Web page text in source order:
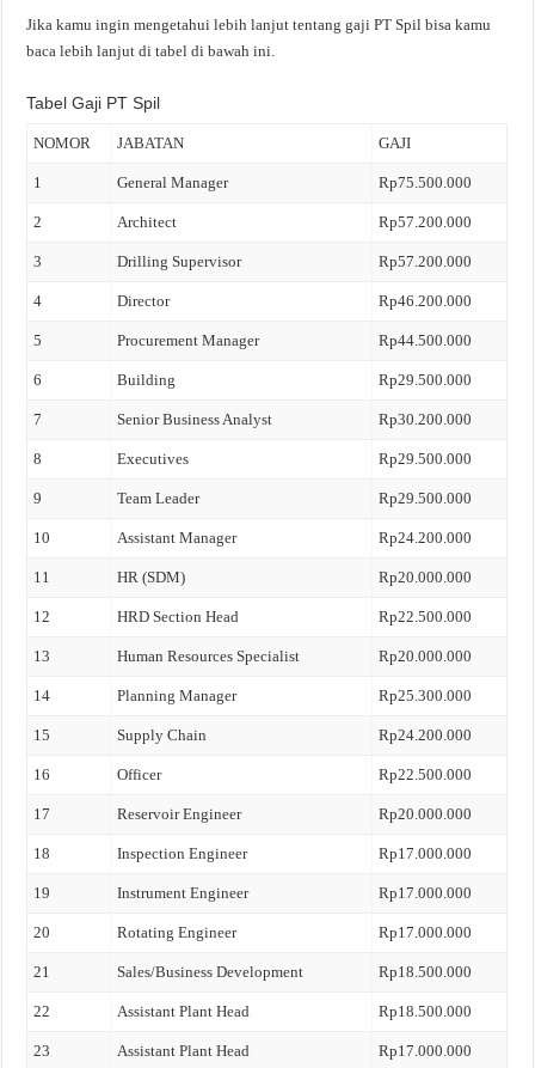
Jika kamu ingin mengetahui lebih lanjut tentang gaji PT Spil bisa kamu
baca lebih lanjut di tabel di bawah ini.
Tabel Gaji PT Spil
NOMOR JABATAN GAJI
1 General Manager Rp75.500.000
2 Architect Rp57.200.000
3 Drilling Supervisor Rp57.200.000
4 Director Rp46.200.000
5 Procurement Manager Rp44.500.000
6 Building Rp29.500.000
7 Senior Business Analyst Rp30.200.000
8 Executives Rp29.500.000
9 Team Leader Rp29.500.000
10 Assistant Manager Rp24.200.000
11 HR (SDM) Rp20.000.000
12 HRD Section Head Rp22.500.000
13 Human Resources Specialist Rp20.000.000
14 Planning Manager Rp25.300.000
15 Supply Chain Rp24.200.000
16 Officer Rp22.500.000
17 Reservoir Engineer Rp20.000.000
18 Inspection Engineer Rp17.000.000
19 Instrument Engineer Rp17.000.000
20 Rotating Engineer Rp17.000.000
21 Sales/Business Development Rp18.500.000
22 Assistant Plant Head Rp18.500.000
23 Assistant Plant Head Rp17.000.000